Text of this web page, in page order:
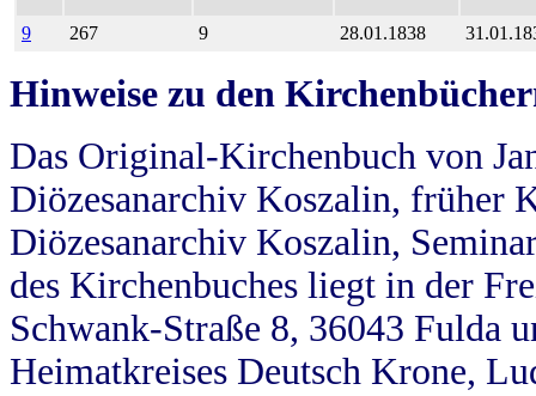
9 267 9 28.01.1838
Hinweise zu den
Das Original-Kirchenbuch von
Diözesanarchiv Koszalin, früher
Diözesanarchiv Koszalin,
des Kirchenbuches liegt in der
Schwank-Straße 8, 36043 Fulda
Heimatkreises Deutsch Krone,